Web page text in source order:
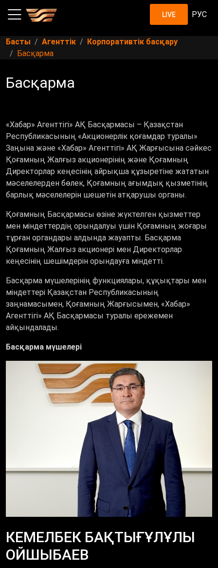
LIVE РУС
Басты Агенттік
Корпоративтік басқару
Басқарма
Басқарма
«Хабар» Агенттігі» АҚ Басқармасы – Қазақстан
Республикасының «Акционерлік қоғамдар туралы»
Заңына және «Хабар» Агенттігі» АҚ Жарғысына сәйкес
Қоғамның Жалғыз акционерінің және Қоғамның
Директорлар кеңесінің айрықша құзыретіне жататын
мәселелерден бөлек, Қоғамның ағымдық қызметінің
барлық мәселелерін шешетін атқарушы органы.
Қоғамның Басқармасы өзіне жүктелген қызметтер
мен міндеттердің орындалуы үшін Қоғамның жоғары
тұрған органдары алдында жауапты. Басқарма
Қоғамның Жалғыз акционері мен Директорлар
кеңесінің шешімдерін орындауға міндетті.
Басқарма мүшелерінің функциялары, құқықтары мен
міндеттері Қазақстан Республикасының
заңнамасымен, Қоғамның Жарғысымен, «Хабар»
Агенттігі» АҚ Басқармасы туралы ережемен
айқындалады.
Басқарма мүшелері
КЕМЕЛБЕК БАҚТЫҒҰЛҰЛЫ
ОЙШЫБАЕВ